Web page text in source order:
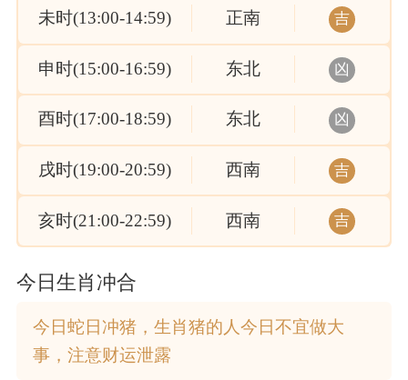
未时(13:00-14:59) 正南 吉
申时(15:00-16:59) 东北 凶
酉时(17:00-18:59) 东北 凶
戌时(19:00-20:59) 西南 吉
亥时(21:00-22:59) 西南 吉
今日生肖冲合
今日蛇日冲猪，生肖猪的人今日不宜做大
事，注意财运泄露